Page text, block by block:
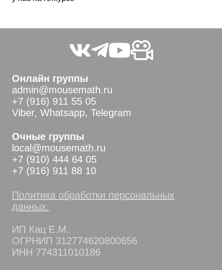
Онлайн группы
admin@mousemath.ru
+7 (916) 911 55 05
Viber, Whatsapp, Telegram
Очные группы
local@mousemath.ru
+7 (910) 444 64 05
+7 (916) 911 88 10
Политика обработки персональных
данных.
ИП Кац Е.М.
ОГРНИП 312774620800656
ИНН 774311010186